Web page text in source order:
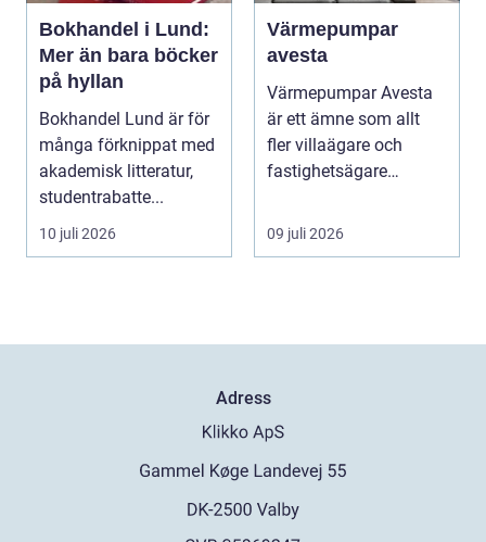
Bokhandel i Lund:
Mer än bara böcker
på hyllan
Bokhandel Lund är för
många förknippat med
akademisk litteratur,
studentrabatte...
10 juli 2026
Värmepumpar
avesta
Värmepumpar Avesta
är ett ämne som allt
fler villaägare och
fastighetsägare
09 juli 2026
Adress